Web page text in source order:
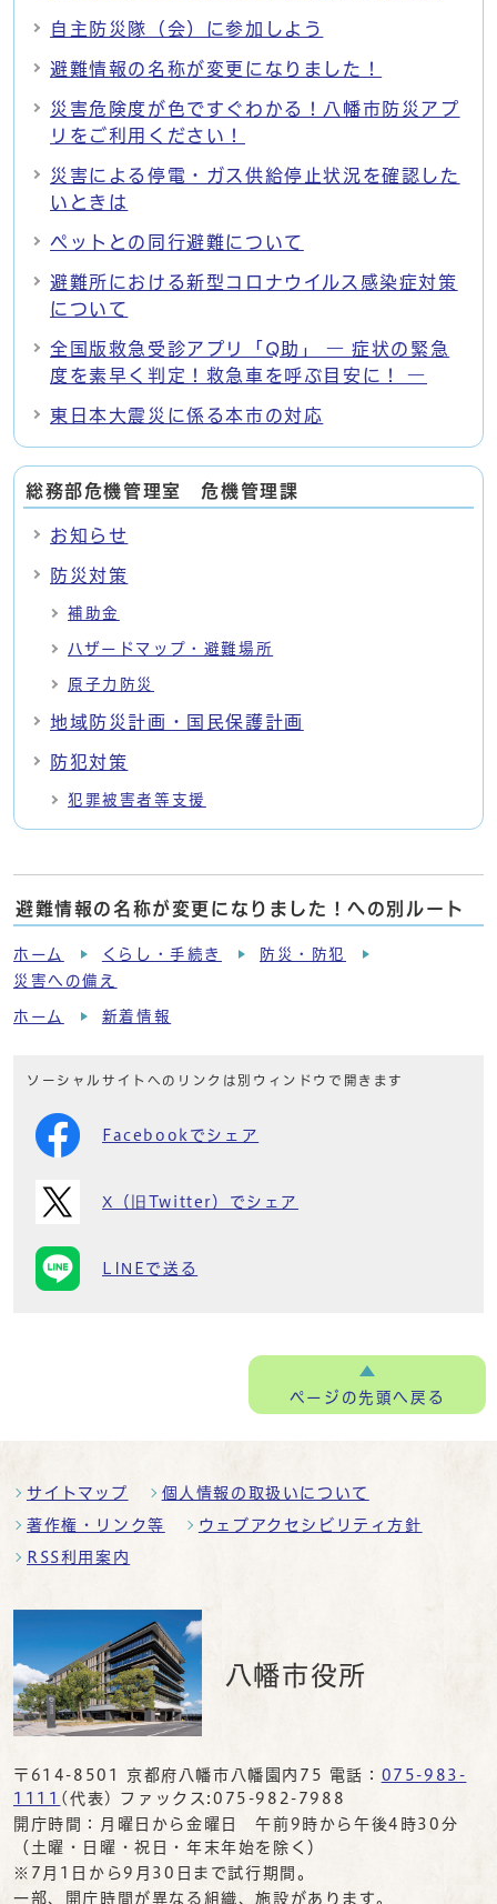
自主防災隊（会）に参加しよう
避難情報の名称が変更になりました！
災害危険度が色ですぐわかる！八幡市防災アプ
リをご利用ください！
災害による停電・ガス供給停止状況を確認した
いときは
ペットとの同行避難について
避難所における新型コロナウイルス感染症対策
について
全国版救急受診アプリ「Q助」 ― 症状の緊急
度を素早く判定！救急車を呼ぶ目安に！ ―
東日本大震災に係る本市の対応
総務部危機管理室 危機管理課
お知らせ
防災対策
補助金
ハザードマップ・避難場所
原子力防災
地域防災計画・国民保護計画
防犯対策
犯罪被害者等支援
避難情報の名称が変更になりました！への別ルート
ホーム くらし・手続き
防災・防犯
災害への備え
ホーム 新着情報
ソーシャルサイトへのリンクは別ウィンドウで開きます
Facebookでシェア
X（旧Twitter）でシェア
LINEで送る
ページの先頭へ戻る
サイトマップ 個人情報の取扱いについて
著作権・リンク等 ウェブアクセシビリティ方針
RSS利用案内
八幡市役所
〒614-8501 京都府八幡市八幡園内75 電話： 075-983-
1111 (代表) ファックス:075-982-7988
開庁時間：月曜日から金曜日 午前9時から午後4時30分
（土曜・日曜・祝日・年末年始を除く）
※7月1日から9月30日まで試行期間。
一部、開庁時間が異なる組織、施設があります。